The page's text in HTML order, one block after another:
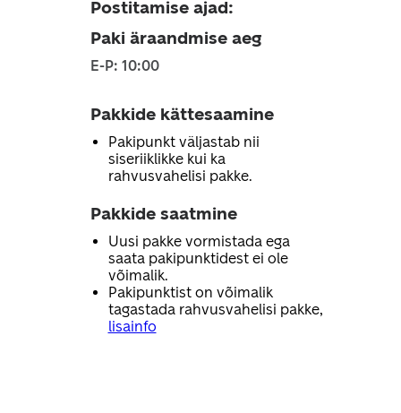
Postitamise ajad:
Paki äraandmise aeg
E-P: 10:00
Pakkide kättesaamine
Pakipunkt väljastab nii
siseriiklikke kui ka
rahvusvahelisi pakke.
Pakkide saatmine
Uusi pakke vormistada ega
saata pakipunktidest ei ole
võimalik.
Pakipunktist on võimalik
tagastada rahvusvahelisi pakke,
lisainfo